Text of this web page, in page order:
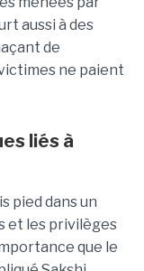
aussi à des
de
ne paient
liés à
pied dans un
et les privilèges
que le